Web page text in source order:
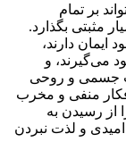
بر تمام
مثبتی بگذارد.
ایمان دارند،
می‌گیرند، و
جسمی و روحی
منفی و مخرب
از رسیدن به
و لذت نبردن